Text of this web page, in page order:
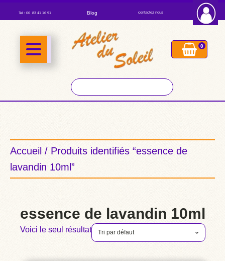
Tel : 06 83 41 16 91 Blog contactez nous
0
Accueil / Produits identifiés “essence de
lavandin 10ml”
essence de lavandin 10ml
Voici le seul résultat